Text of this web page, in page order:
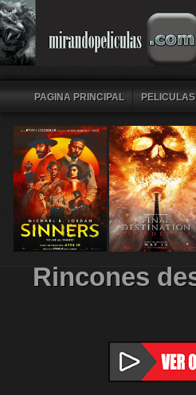
PAGINA PRINCIPAL
Rincones